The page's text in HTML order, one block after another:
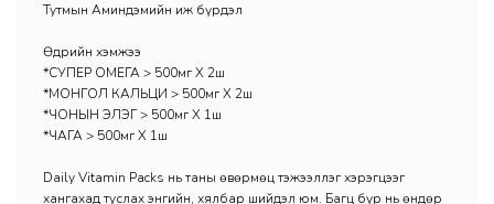
Тутмын Аминдэмийн иж бүрдэл
Өдрийн хэмжээ
*СУПЕР ОМЕГА > 500мг Х 2ш
*МОНГОЛ КАЛЬЦИ > 500мг Х 2ш
*ЧОНЫН ЭЛЭГ > 500мг Х 1ш
*ЧАГА > 500мг Х 1ш
Daily Vitamin Packs нь таны өвөрмөц тэжээллэг хэрэгцээг
хангахад туслах энгийн, хялбар шийдэл юм. Багц бүр нь өндөр